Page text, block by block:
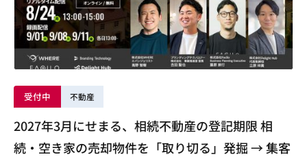
受付中 不動産
2027年3月にせまる、相続不動産の登記期限 相
続・空き家の売却物件を「取り切る」発掘 → 集客